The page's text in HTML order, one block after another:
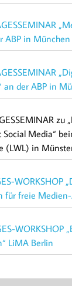
ABP in München
an der ABP in
zu
Media“
(LWL) in
WORKSHOP
für freie
WORKSHOP
LiMA Berlin